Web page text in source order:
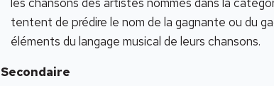
tentent de prédire le nom de la gagnante ou du
éléments du langage musical de leurs chansons.
Secondaire